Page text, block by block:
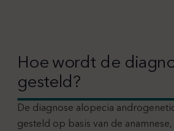
Hoe wordt de
gesteld?
De diagnose alopecia
gesteld op basis van de